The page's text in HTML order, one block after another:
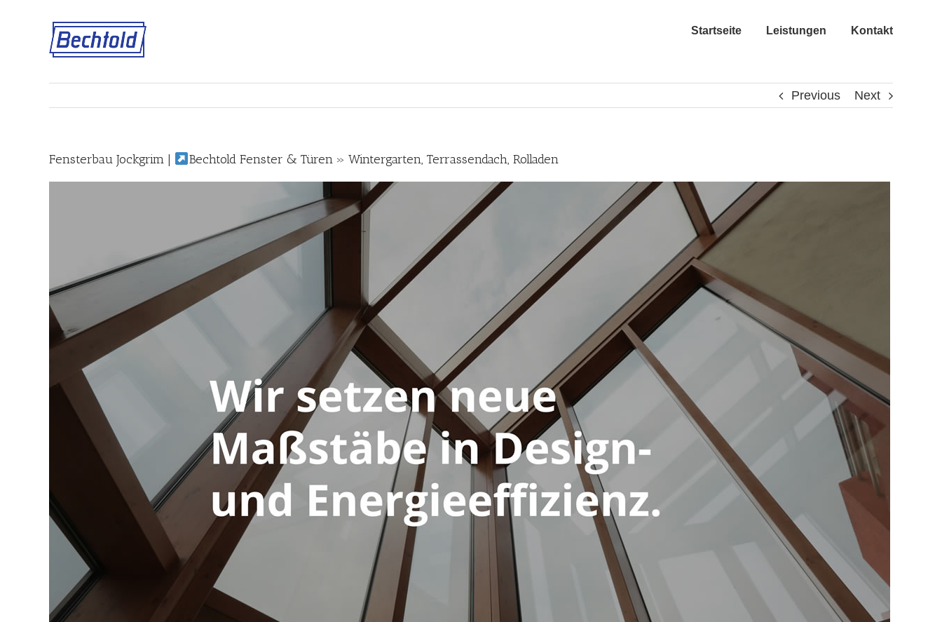
Startseite Leistungen Kontakt
Previous Next
Fensterbau Jockgrim | Bechtold Fenster & Türen » Wintergarten, Terrassendach, Rolladen